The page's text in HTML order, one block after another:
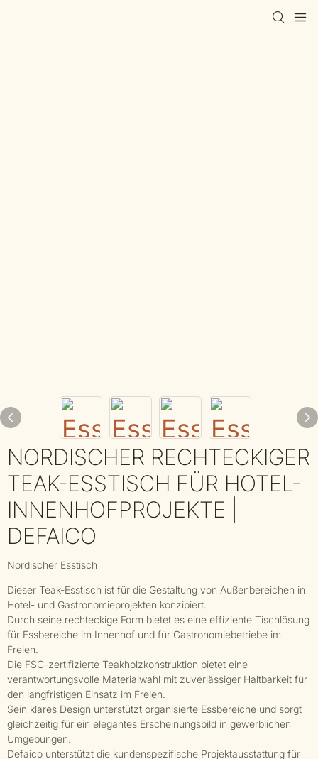
NORDISCHER RECHTECKIGER
TEAK-ESSTISCH FÜR HOTEL-
INNENHOFPROJEKTE |
DEFAICO
Nordischer Esstisch
Dieser Teak-Esstisch ist für die Gestaltung von Außenbereichen in
Hotel- und Gastronomieprojekten konzipiert.
Durch seine rechteckige Form bietet es eine effiziente Tischlösung
für Essbereiche im Innenhof und für Gastronomiebetriebe im
Freien.
Die FSC-zertifizierte Teakholzkonstruktion bietet eine
verantwortungsvolle Materialwahl mit zuverlässiger Haltbarkeit für
den langfristigen Einsatz im Freien.
Sein klares Design unterstützt organisierte Essbereiche und sorgt
gleichzeitig für ein elegantes Erscheinungsbild in gewerblichen
Umgebungen.
Defaico unterstützt die kundenspezifische Projektausstattung für